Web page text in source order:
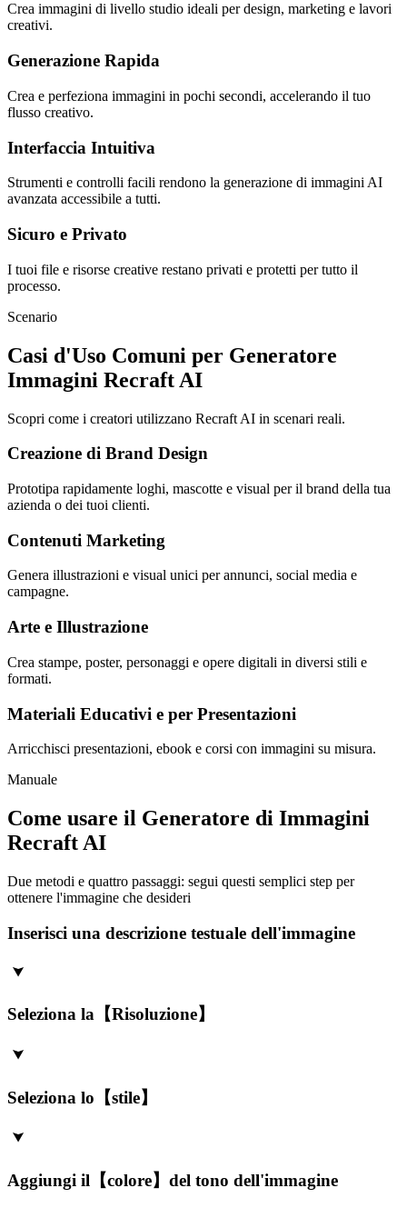
Crea immagini di livello studio ideali per design, marketing e lavori
creativi.
Generazione Rapida
Crea e perfeziona immagini in pochi secondi, accelerando il tuo
flusso creativo.
Interfaccia Intuitiva
Strumenti e controlli facili rendono la generazione di immagini AI
avanzata accessibile a tutti.
Sicuro e Privato
I tuoi file e risorse creative restano privati e protetti per tutto il
processo.
Scenario
Casi d'Uso Comuni per Generatore
Immagini Recraft AI
Scopri come i creatori utilizzano Recraft AI in scenari reali.
Creazione di Brand Design
Prototipa rapidamente loghi, mascotte e visual per il brand della tua
azienda o dei tuoi clienti.
Contenuti Marketing
Genera illustrazioni e visual unici per annunci, social media e
campagne.
Arte e Illustrazione
Crea stampe, poster, personaggi e opere digitali in diversi stili e
formati.
Materiali Educativi e per Presentazioni
Arricchisci presentazioni, ebook e corsi con immagini su misura.
Manuale
Come usare il Generatore di Immagini
Recraft AI
Due metodi e quattro passaggi: segui questi semplici step per
ottenere l'immagine che desideri
Inserisci una descrizione testuale dell'immagine
Seleziona la【Risoluzione】
Seleziona lo【stile】
Aggiungi il【colore】del tono dell'immagine